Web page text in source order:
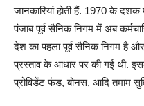
जानकारियां होती हैं. 1970 के
पंजाब पूर्व सैनिक निगम में अब
देश का पहला पूर्व सैनिक निगम है और
प्रस्ताव के आधार पर की गई थी.
प्रोविडेंट फंड, बोनस, आदि तमाम